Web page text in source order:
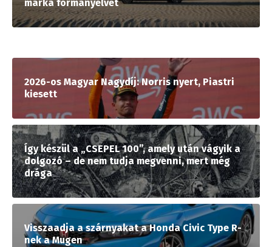
márka formanyelvét
2026-os Magyar Nagydíj: Norris nyert, Piastri
kiesett
Így készül a „CSEPEL 100”, amely után vágyik a
dolgozó – de nem tudja megvenni, mert még
drága
Visszaadja a szárnyakat a Honda Civic Type R-
nek a Mugen